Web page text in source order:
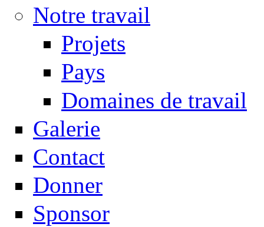
Notre travail
Projets
Pays
Domaines de travail
Galerie
Contact
Donner
Sponsor